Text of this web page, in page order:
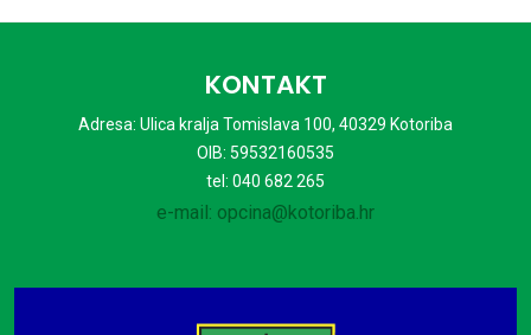
KONTAKT
Adresa: Ulica kralja Tomislava 100, 40329 Kotoriba
OIB: 59532160535
tel: 040 682 265
e-mail: opcina@kotoriba.hr